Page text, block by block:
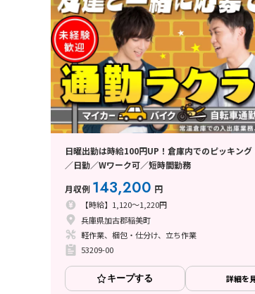
日曜出勤は時給100円UP！倉庫内でのピッキング
／日勤／Wワーク可／短時間勤務
月収例 143,200 円
【時給】1,120～1,220円
兵庫県加古郡稲美町
軽作業、梱包・仕分け、立ち作業
53209-00
キープする 詳細を